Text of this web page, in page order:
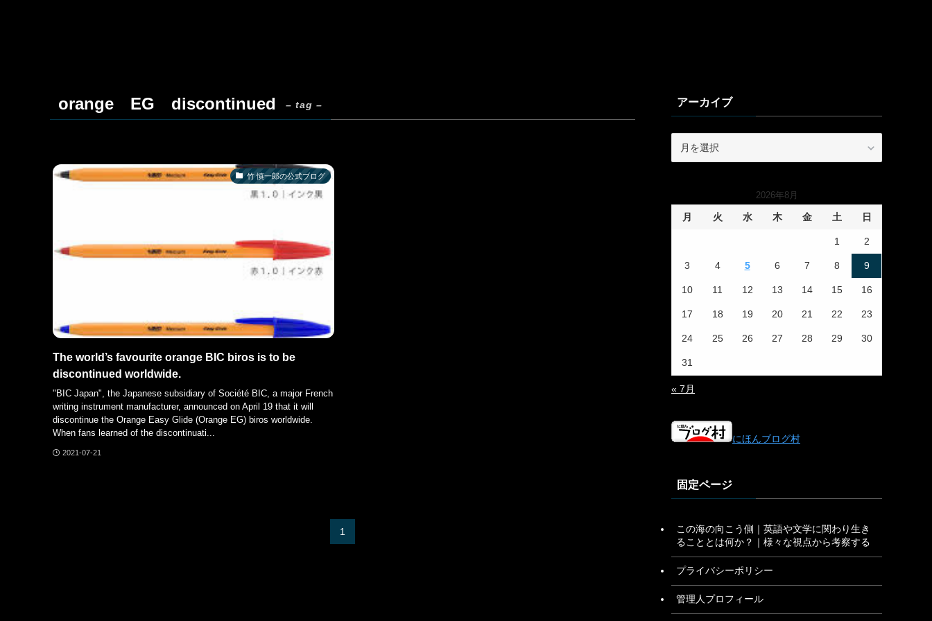
orange EG discontinued – tag –
竹 慎一郎の公式ブログ
The world’s favourite orange BIC biros is to be
discontinued worldwide.
"BIC Japan", the Japanese subsidiary of Société BIC, a major French
writing instrument manufacturer, announced on April 19 that it will
discontinue the Orange Easy Glide (Orange EG) biros worldwide.
When fans learned of the discontinuati...
2021-07-21
1
アーカイブ
2026年8月
月 火 水 木 金 土 日
1 2
3 4 5 6 7 8 9
10 11 12 13 14 15 16
17 18 19 20 21 22 23
24 25 26 27 28 29 30
31
« 7月
にほんブログ村
固定ページ
この海の向こう側｜英語や文学に関わり生き
ることとは何か？｜様々な視点から考察する
プライバシーポリシー
管理人プロフィール